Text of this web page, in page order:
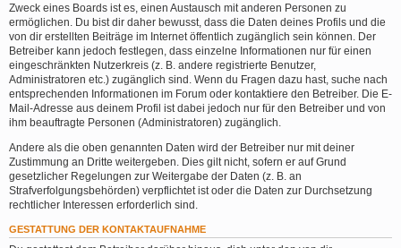
Zweck eines Boards ist es, einen Austausch mit anderen Personen zu
ermöglichen. Du bist dir daher bewusst, dass die Daten deines Profils und die
von dir erstellten Beiträge im Internet öffentlich zugänglich sein können. Der
Betreiber kann jedoch festlegen, dass einzelne Informationen nur für einen
eingeschränkten Nutzerkreis (z. B. andere registrierte Benutzer,
Administratoren etc.) zugänglich sind. Wenn du Fragen dazu hast, suche nach
entsprechenden Informationen im Forum oder kontaktiere den Betreiber. Die E-
Mail-Adresse aus deinem Profil ist dabei jedoch nur für den Betreiber und von
ihm beauftragte Personen (Administratoren) zugänglich.
Andere als die oben genannten Daten wird der Betreiber nur mit deiner
Zustimmung an Dritte weitergeben. Dies gilt nicht, sofern er auf Grund
gesetzlicher Regelungen zur Weitergabe der Daten (z. B. an
Strafverfolgungsbehörden) verpflichtet ist oder die Daten zur Durchsetzung
rechtlicher Interessen erforderlich sind.
GESTATTUNG DER KONTAKTAUFNAHME